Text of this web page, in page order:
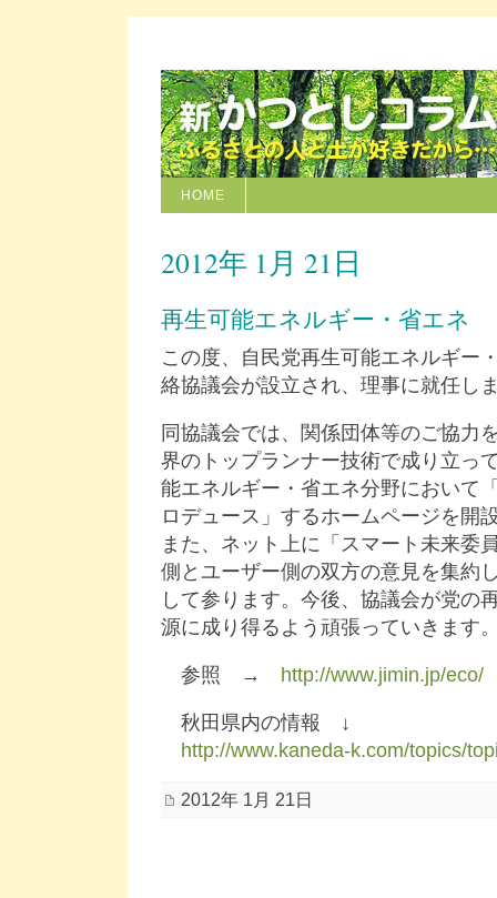
HOME
2012年 1月 21日
再生可能エネルギー・省エネ
この度、自民党再生可能エネルギー
絡協議会が設立され、理事に就任し
同協議会では、関係団体等のご協力
界のトップランナー技術で成り立っ
能エネルギー・省エネ分野において
ロデュース」するホームページを開
また、ネット上に「スマート未来委
側とユーザー側の双方の意見を集約
して参ります。今後、協議会が党の
源に成り得るよう頑張っていきます
参照 → http://www.jimin.jp/eco/
秋田県内の情報 ↓
http://www.kaneda-k.com/topics/
2012年 1月 21日